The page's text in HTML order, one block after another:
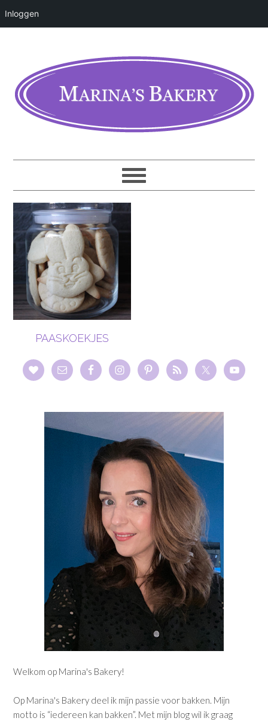
Inloggen
PAASKOEKJES
Welkom op Marina's Bakery!
Op Marina's Bakery deel ik mijn passie voor bakken. Mijn
motto is “iedereen kan bakken”. Met mijn blog wil ik graag